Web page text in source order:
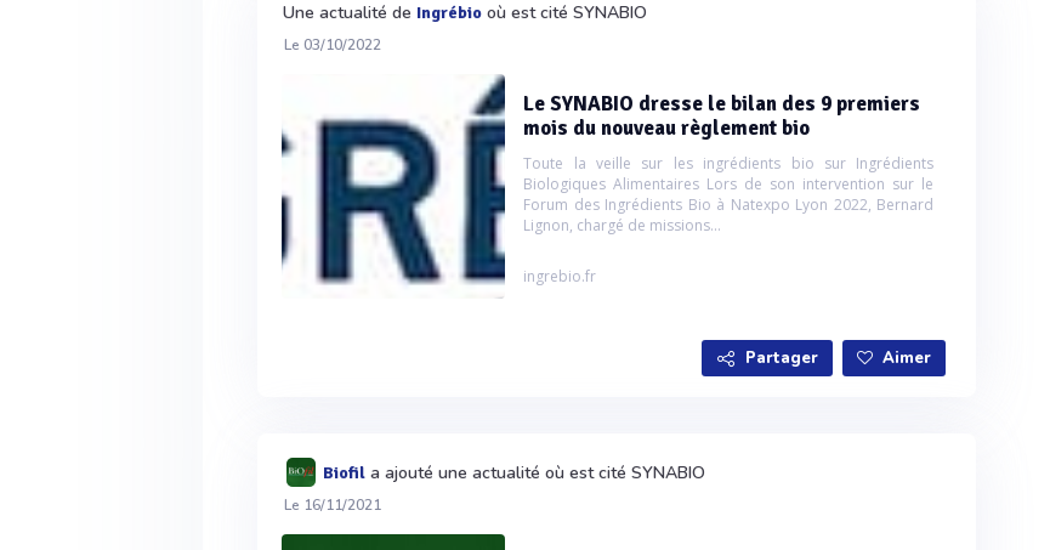
Une actualité de Ingrébio où est cité SYNABIO
Le 03/10/2022
Le SYNABIO dresse le bilan des 9 premiers
mois du nouveau règlement bio
Toute la veille sur les ingrédients bio sur Ingrédients
Biologiques Alimentaires Lors de son intervention sur le
Forum des Ingrédients Bio à Natexpo Lyon 2022, Bernard
Lignon, chargé de missions...
ingrebio.fr
Partager Aimer
Biofil a ajouté une actualité où est cité SYNABIO
Le 16/11/2021